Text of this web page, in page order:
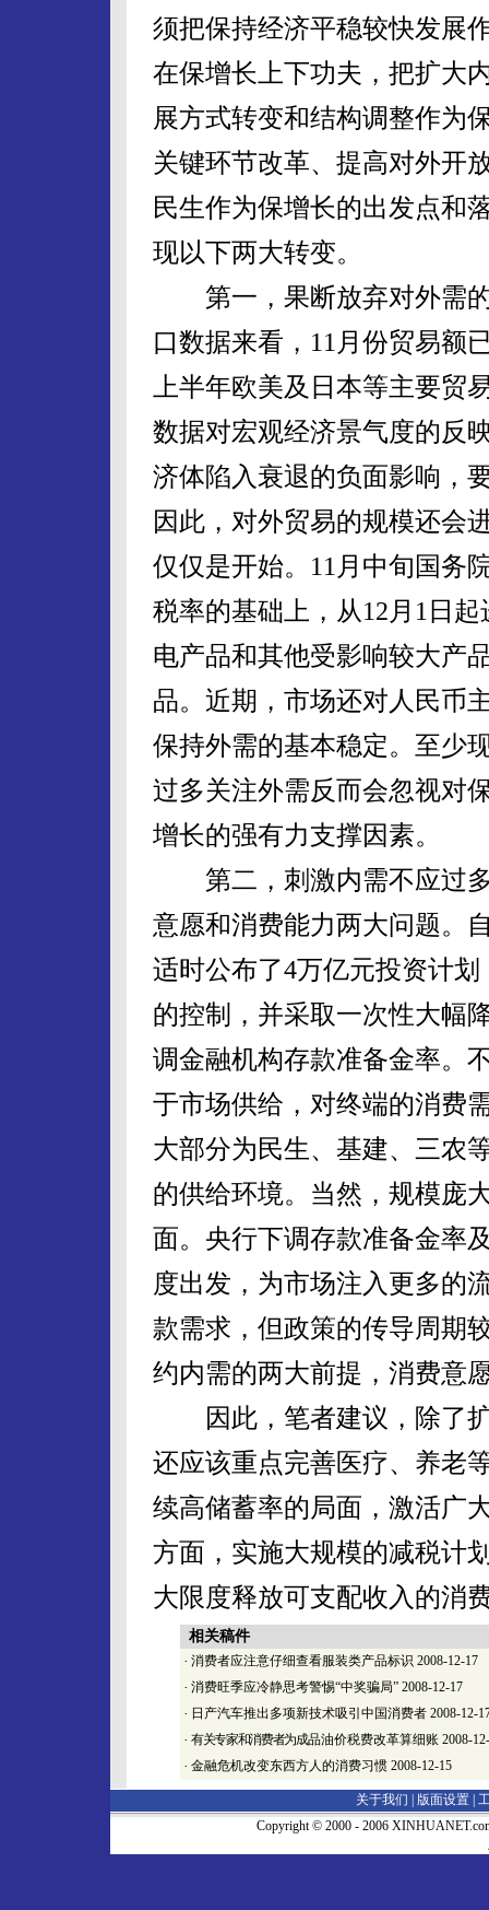
须把保持经济平稳较快发展
在保增长上下功夫，把扩大
展方式转变和结构调整作为
关键环节改革、提高对外开
民生作为保增长的出发点和
现以下两大转变。
第一，果断放弃对外需的
口数据来看，11月份贸易额
上半年欧美及日本等主要贸
数据对宏观经济景气度的反
济体陷入衰退的负面影响，
因此，对外贸易的规模还会
仅仅是开始。11月中旬国务
税率的基础上，从12月1日
电产品和其他受影响较大产
品。近期，市场还对人民币
保持外需的基本稳定。至少
过多关注外需反而会忽视对
增长的强有力支撑因素。
第二，刺激内需不应过多
意愿和消费能力两大问题。
适时公布了4万亿元投资计
的控制，并采取一次性大幅
调金融机构存款准备金率。
于市场供给，对终端的消费
大部分为民生、基建、三农
的供给环境。当然，规模庞
面。央行下调存款准备金率
度出发，为市场注入更多的
款需求，但政策的传导周期
约内需的两大前提，消费意
因此，笔者建议，除了扩
还应该重点完善医疗、养老
续高储蓄率的局面，激活广
方面，实施大规模的减税计
大限度释放可支配收入的消
相关稿件
· 消费者应注意仔细查看服装类产品标识 2008-12-17
· 消费旺季应冷静思考警惕“中奖骗局” 2008-12-17
· 日产汽车推出多项新技术吸引中国消费者 2008-12-
· 有关专家和消费者为成品油价税费改革算细账2008-
· 金融危机改变东西方人的消费习惯 2008-12-15
关于我们 | 版面设置
Copyright © 2000 - 2006